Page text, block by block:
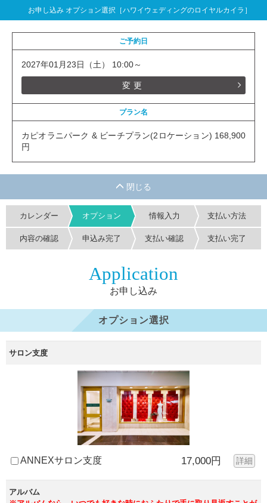
お申し込み オプション選択［ハワイウェディングのロイヤルカイラ］
ご予約日
2027年01月23日（土） 10:00～
変更
プラン名
カピオラニパーク & ビーチプラン(2ロケーション) 168,900
円
カレンダー オプション 情報入力 支払い方法
内容の確認 申込み完了 支払い確認 支払い完了
Application
お申し込み
オプション選択
サロン支度
ANNEXサロン支度 17,000円 詳細
アルバム